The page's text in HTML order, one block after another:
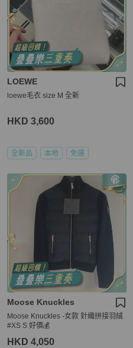
LOEWE
loewe毛衣 size M 全新
HKD 3,600
全新品 本地 免運
Moose Knuckles
Moose Knuckles -女款 針織拼接羽絨
#XS S 好價💰
HKD 4,050